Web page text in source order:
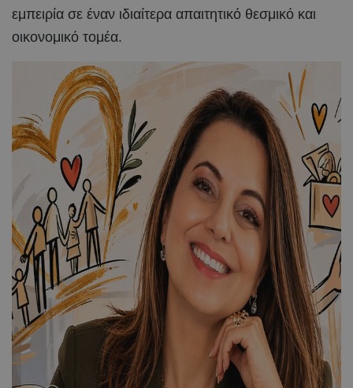
εμπειρία σε έναν ιδιαίτερα απαιτητικό θεσμικό και
οικονομικό τομέα.